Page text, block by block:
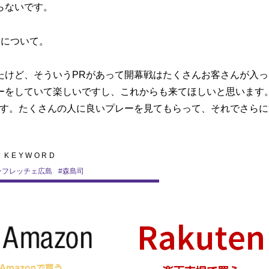
いです。
ついて。
ど、そういうPRがあって開幕戦はたくさんお客さんが入っ
していて楽しいですし、これからも来てほしいと思います
。たくさんの人に良いプレーを見てもらって、それでさら
KEYWORD
フレッチェ広島
#森島司